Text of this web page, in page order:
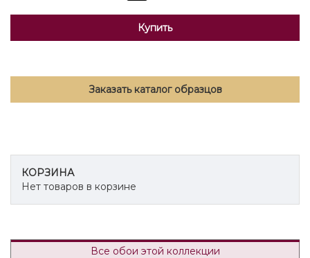
Купить
Заказать каталог образцов
КОРЗИНА
Нет товаров в корзине
Все обои этой коллекции